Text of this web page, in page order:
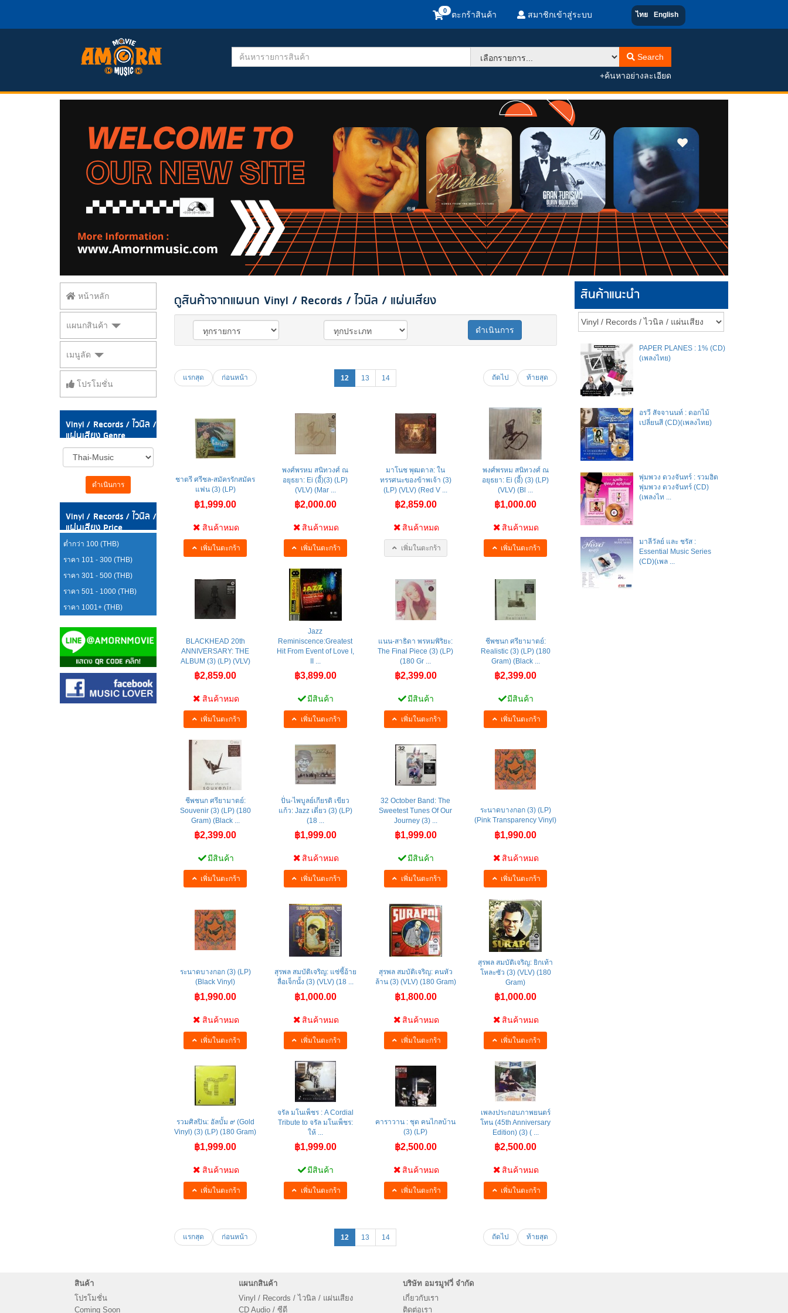
ตะกร้าสินค้า สมาชิกเข้าสู่ระบบ ไทย English
Search
+ค้นหาอย่างละเอียด
หน้าหลัก
แผนกสินค้า
เมนูลัด
โปรโมชั่น
Vinyl / Records / ไวนิล /
แผ่นเสียง Genre
ดำเนินการ
Vinyl / Records / ไวนิล /
แผ่นเสียง Price
ต่ำกว่า 100 (THB)
ราคา 101 - 300 (THB)
ราคา 301 - 500 (THB)
ราคา 501 - 1000 (THB)
ราคา 1001+ (THB)
ดูสินค้าจากแผนก Vinyl / Records / ไวนิล / แผ่นเสียง
ดำเนินการ
แรกสุด ก่อนหน้า 12 13 14 ถัดไป ท้ายสุด
ชาตรี ศรีชล-สมัครรักสมัคร
แฟน (3) (LP)
฿1,999.00
สินค้าหมด
เพิ่มในตะกร้า
พงศ์พรหม สนิทวงศ์ ณ
อยุธยา: Ei (อี้)(3) (LP)
(VLV) (Mar ...
฿2,000.00
สินค้าหมด
เพิ่มในตะกร้า
มาโนช พุฒตาล: ใน
ทรรศนะของข้าพเจ้า (3)
(LP) (VLV) (Red V ...
฿2,859.00
สินค้าหมด
เพิ่มในตะกร้า
พงศ์พรหม สนิทวงศ์ ณ
อยุธยา: Ei (อี้) (3) (LP)
(VLV) (Bl ...
฿1,000.00
สินค้าหมด
เพิ่มในตะกร้า
BLACKHEAD 20th
ANNIVERSARY: THE
ALBUM (3) (LP) (VLV)
฿2,859.00
สินค้าหมด
เพิ่มในตะกร้า
Jazz
Reminiscence:Greatest
Hit From Event of Love I,
II ...
฿3,899.00
มีสินค้า
เพิ่มในตะกร้า
แนน-สาธิดา พรหมพิริยะ:
The Final Piece (3) (LP)
(180 Gr ...
฿2,399.00
มีสินค้า
เพิ่มในตะกร้า
ชีพชนก ศรียามาตย์:
Realistic (3) (LP) (180
Gram) (Black ...
฿2,399.00
มีสินค้า
เพิ่มในตะกร้า
ชีพชนก ศรียามาตย์:
Souvenir (3) (LP) (180
Gram) (Black ...
฿2,399.00
มีสินค้า
เพิ่มในตะกร้า
ปั่น-ไพบูลย์เกียรติ เขียว
แก้ว: Jazz เดี่ยว (3) (LP)
(18 ...
฿1,999.00
สินค้าหมด
เพิ่มในตะกร้า
32 October Band: The
Sweetest Tunes Of Our
Journey (3) ...
฿1,999.00
มีสินค้า
เพิ่มในตะกร้า
ระนาดบางกอก (3) (LP)
(Pink Transparency Vinyl)
฿1,990.00
สินค้าหมด
เพิ่มในตะกร้า
ระนาดบางกอก (3) (LP)
(Black Vinyl)
฿1,990.00
สินค้าหมด
เพิ่มในตะกร้า
สุรพล สมบัติเจริญ: แซ่ซี้อ้าย
ลื่อเจ็กนั้ง (3) (VLV) (18 ...
฿1,000.00
สินค้าหมด
เพิ่มในตะกร้า
สุรพล สมบัติเจริญ: คนหัว
ล้าน (3) (VLV) (180 Gram)
฿1,800.00
สินค้าหมด
เพิ่มในตะกร้า
สุรพล สมบัติเจริญ: ยิกเท้า
โหละซัว (3) (VLV) (180
Gram)
฿1,000.00
สินค้าหมด
เพิ่มในตะกร้า
รวมศิลปิน: อัลบั้ม ๙ (Gold
Vinyl) (3) (LP) (180 Gram)
฿1,999.00
สินค้าหมด
เพิ่มในตะกร้า
จรัล มโนเพ็ชร : A Cordial
Tribute to จรัล มโนเพ็ชร:
ให้ ...
฿1,999.00
มีสินค้า
เพิ่มในตะกร้า
คาราวาน : ชุด คนไกลบ้าน
(3) (LP)
฿2,500.00
สินค้าหมด
เพิ่มในตะกร้า
เพลงประกอบภาพยนตร์
โทน (45th Anniversary
Edition) (3) ( ...
฿2,500.00
สินค้าหมด
เพิ่มในตะกร้า
แรกสุด ก่อนหน้า 12 13 14 ถัดไป ท้ายสุด
สินค้าแนะนำ
PAPER PLANES : 1% (CD)
(เพลงไทย)
อรวี สัจจานนท์ : ดอกไม้
เปลี่ยนสี (CD)(เพลงไทย)
พุ่มพวง ดวงจันทร์ : รวมฮิต
พุ่มพวง ดวงจันทร์ (CD)
(เพลงไท ...
มาลีวัลย์​ และ​ ชรัส​ :
Essential Music Series
(CD)(เพล ...
สินค้า
โปรโมชั่น
Coming Soon
แผนกสินค้า
Vinyl / Records / ไวนิล / แผ่นเสียง
CD Audio / ซีดี
บริษัท อมรมูฟวี่ จำกัด
เกี่ยวกับเรา
ติดต่อเรา